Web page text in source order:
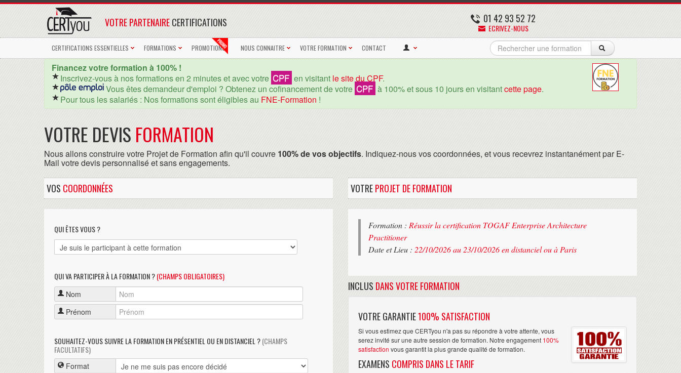
01 42 93 52 72
ECRIVEZ-NOUS
VOTRE PARTENAIRECERTIFICATIONS
CERTIFICATIONS ESSENTIELLES FORMATIONS PROMOTIONS NOUS CONNAITRE VOTRE FORMATION CONTACT
Financez votre formation à 100% !
Inscrivez-vous à nos formations en 2 minutes et avec votre CPF en visitant le site du CPF.
Vous êtes demandeur d'emploi ? Obtenez un cofinancement de votre CPF à 100% et sous 10 jours en visitantcette page.
Pour tous les salariés : Nos formations sont éligibles au FNE-Formation !
VOTRE DEVIS FORMATION
Nous allons construire votre Projet de Formation afin qu'il couvre 100% de vos objectifs. Indiquez-nous vos coordonnées, et vous recevrez instantanément par E-
Mail votre devis personnalisé et sans engagements.
VOS COORDONNÉES
QUI ÊTES VOUS ?
QUI VA PARTICIPER À LA FORMATION ?(CHAMPS OBLIGATOIRES)
Nom
Prénom
SOUHAITEZ-VOUS SUIVRE LA FORMATION EN PRÉSENTIEL OU EN DISTANCIEL ?(CHAMPS
FACULTATIFS)
Format
VOTREPROJET DE FORMATION
Formation : Réussir la certification TOGAF Enterprise Architecture
Practitioner
Date et Lieu : 22/10/2026 au 23/10/2026 en distanciel ou à Paris
INCLUS DANS VOTRE FORMATION
VOTRE GARANTIE100% SATISFACTION
Si vous estimez que CERTyou n'a pas su répondre à votre attente, vous
serez invité sur une autre session de formation. Notre engagement 100%
satisfaction vous garantit la plus grande qualité de formation.
EXAMENS COMPRIS DANS LE TARIF